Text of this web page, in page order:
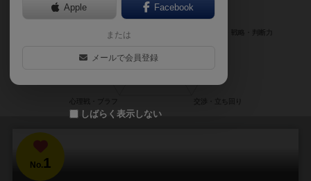
No.1
Apple Facebook
または
メールで会員登録
しばらく表示しない